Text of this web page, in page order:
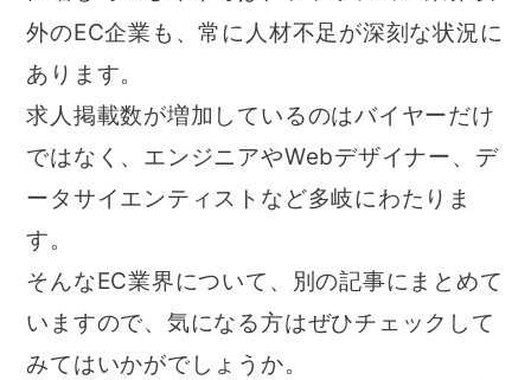
外のEC企業も、常に人材不足が深刻な状況に
あります。
求人掲載数が増加しているのはバイヤーだけ
ではなく、エンジニアやWebデザイナー、デ
ータサイエンティストなど多岐にわたりま
す。
そんなEC業界について、別の記事にまとめて
いますので、気になる方はぜひチェックして
みてはいかがでしょうか。